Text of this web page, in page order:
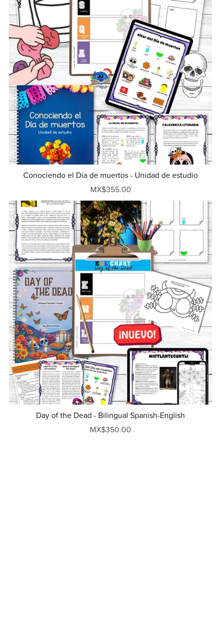
Conociendo el Día de muertos - Unidad de estudio
MX$355.00
Day of the Dead - Bilingual Spanish-English
MX$350.00